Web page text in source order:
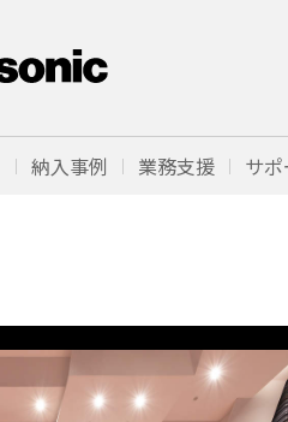
納入事例 業務支援 サ